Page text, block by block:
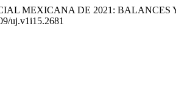
MEXICANA DE 2021:
uj.v1i15.2681